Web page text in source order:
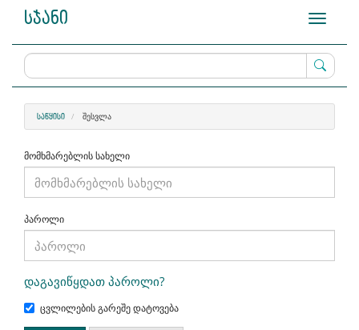
Main
Navigation
Main
Sidebar
Toggle
სჯანი
ᲡᲐᲬᲧᲘᲡᲘ ᲨᲔᲡᲕᲚᲐ
მომხმარებლის სახელი
პაროლი
დაგავიწყდათ პაროლი?
ცვლილების გარეშე დატოვება